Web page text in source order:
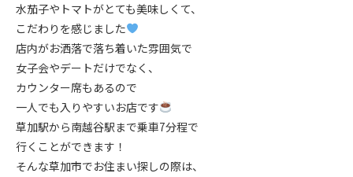
水茄子やトマトがとても美味しくて、
こだわりを感じました
店内がお洒落で落ち着いた雰囲気で
女子会やデートだけでなく、
カウンター席もあるので
一人でも入りやすいお店です
草加駅から南越谷駅まで乗車7分程で
行くことができます！
そんな草加市でお住まい探しの際は、